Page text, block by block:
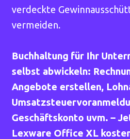
verdeckte
vermeiden.
Buchhaltung für Ihr
selbst abwickeln:
Angebote erstellen,
Geschäftskonto uvm. –
Lexware Office XL